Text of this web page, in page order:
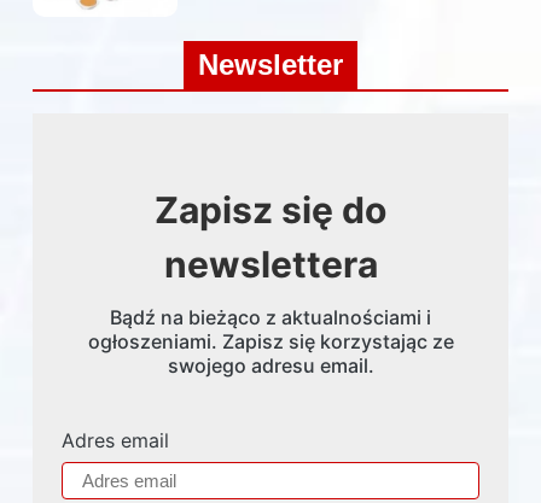
Newsletter
Zapisz się do
newslettera
Bądź na bieżąco z aktualnościami i
ogłoszeniami. Zapisz się korzystając ze
swojego adresu email.
Adres email